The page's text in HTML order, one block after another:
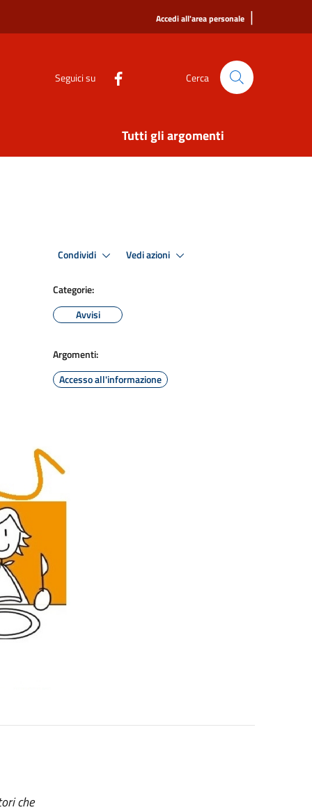
Accedi all'area personale |
Seguici su Cerca
Tutti gli argomenti
Condividi Vedi azioni
Categorie:
Avvisi
Argomenti:
Accesso all'informazione
che